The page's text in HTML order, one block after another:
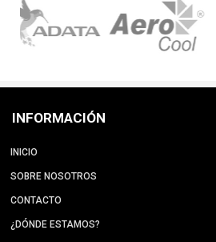
INFORMACIÓN
INICIO
SOBRE NOSOTROS
CONTACTO
¿DÓNDE ESTAMOS?